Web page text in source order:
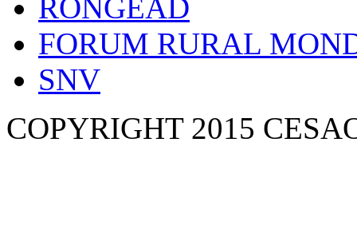
RONGEAD
FORUM RURAL
SNV
COPYRIGHT 2015